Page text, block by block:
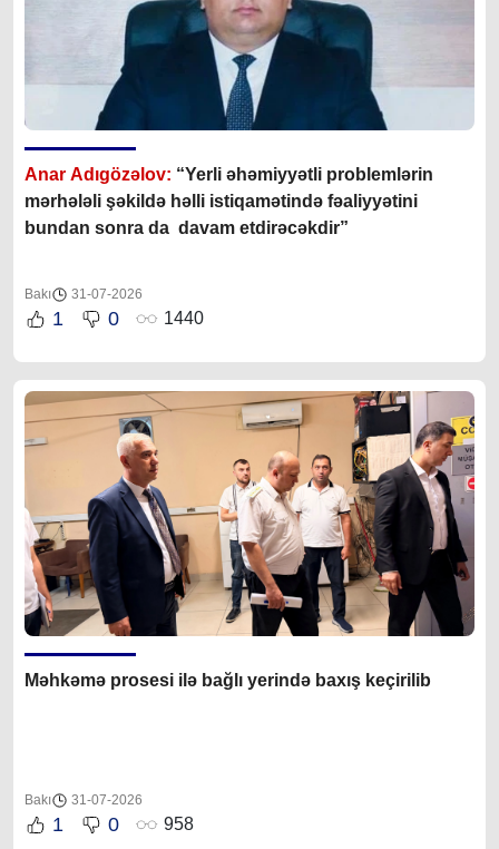
Anar Adıgözəlov: “Yerli əhəmiyyətli problemlərin
mərhələli şəkildə həlli istiqamətində fəaliyyətini
bundan sonra da davam etdirəcəkdir”
Bakı 31-07-2026
1 0 1440
Məhkəmə prosesi ilə bağlı yerində baxış keçirilib
Bakı 31-07-2026
1 0 958